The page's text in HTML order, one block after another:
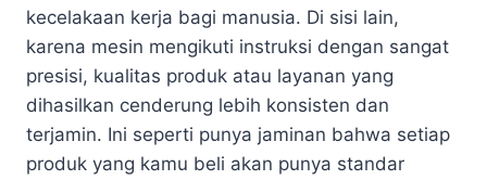
kecelakaan kerja bagi manusia. Di sisi lain,
karena mesin mengikuti instruksi dengan sangat
presisi, kualitas produk atau layanan yang
dihasilkan cenderung lebih konsisten dan
terjamin. Ini seperti punya jaminan bahwa setiap
produk yang kamu beli akan punya standar